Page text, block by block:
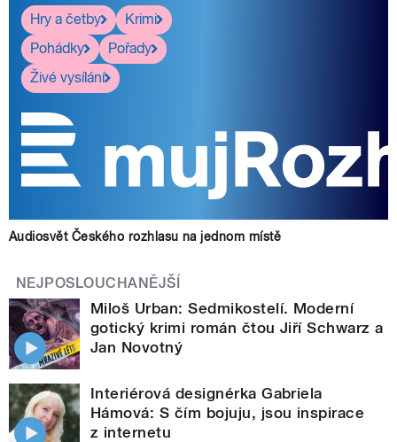
Hry a četby
Krimi
Pohádky
Pořady
Živé vysílání
Audiosvět Českého rozhlasu na jednom místě
NEJPOSLOUCHANĚJŠÍ
Miloš Urban: Sedmikostelí. Moderní
gotický krimi román čtou Jiří Schwarz a
Jan Novotný
Interiérová designérka Gabriela
Hámová: S čím bojuju, jsou inspirace
z internetu